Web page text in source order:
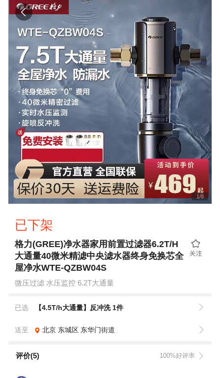
1/8
已下架
格力(GREE)净水器家用前置过滤器6.2T/H
大通量40微米精滤中央滤水器终身免换芯全
屋净水WTE-QZBW04S
微压过滤 水压监控 6.2T大通量
已选 【4.5T/h大通量】反冲洗 1件
送至 北京 东城区 东华门街道
评价(5) 100%好评率